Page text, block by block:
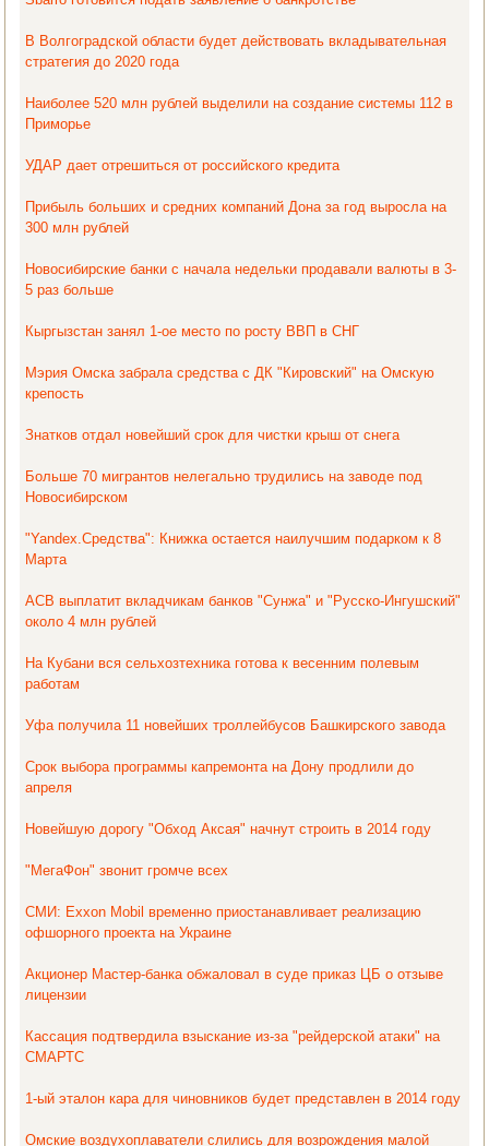
В Волгоградской области будет действовать вкладывательная
стратегия до 2020 года
Наиболее 520 млн рублей выделили на создание системы 112 в
Приморье
УДАР дает отрешиться от российского кредита
Прибыль больших и средних компаний Дона за год выросла на
300 млн рублей
Новосибирские банки с начала недельки продавали валюты в 3-
5 раз больше
Кыргызстан занял 1-ое место по росту ВВП в СНГ
Мэрия Омска забрала средства с ДК "Кировский" на Омскую
крепость
Знатков отдал новейший срок для чистки крыш от снега
Больше 70 мигрантов нелегально трудились на заводе под
Новосибирском
"Yandex.Средства": Книжка остается наилучшим подарком к 8
Марта
АСВ выплатит вкладчикам банков "Сунжа" и "Русско-Ингушский"
около 4 млн рублей
На Кубани вся сельхозтехника готова к весенним полевым
работам
Уфа получила 11 новейших троллейбусов Башкирского завода
Срок выбора программы капремонта на Дону продлили до
апреля
Новейшую дорогу "Обход Аксая" начнут строить в 2014 году
"МегаФон" звонит громче всех
СМИ: Exxon Mobil временно приостанавливает реализацию
офшорного проекта на Украине
Акционер Мастер-банка обжаловал в суде приказ ЦБ о отзыве
лицензии
Кассация подтвердила взыскание из-за "рейдерской атаки" на
СМАРТС
1-ый эталон кара для чиновников будет представлен в 2014 году
Омские воздухоплаватели слились для возрождения малой